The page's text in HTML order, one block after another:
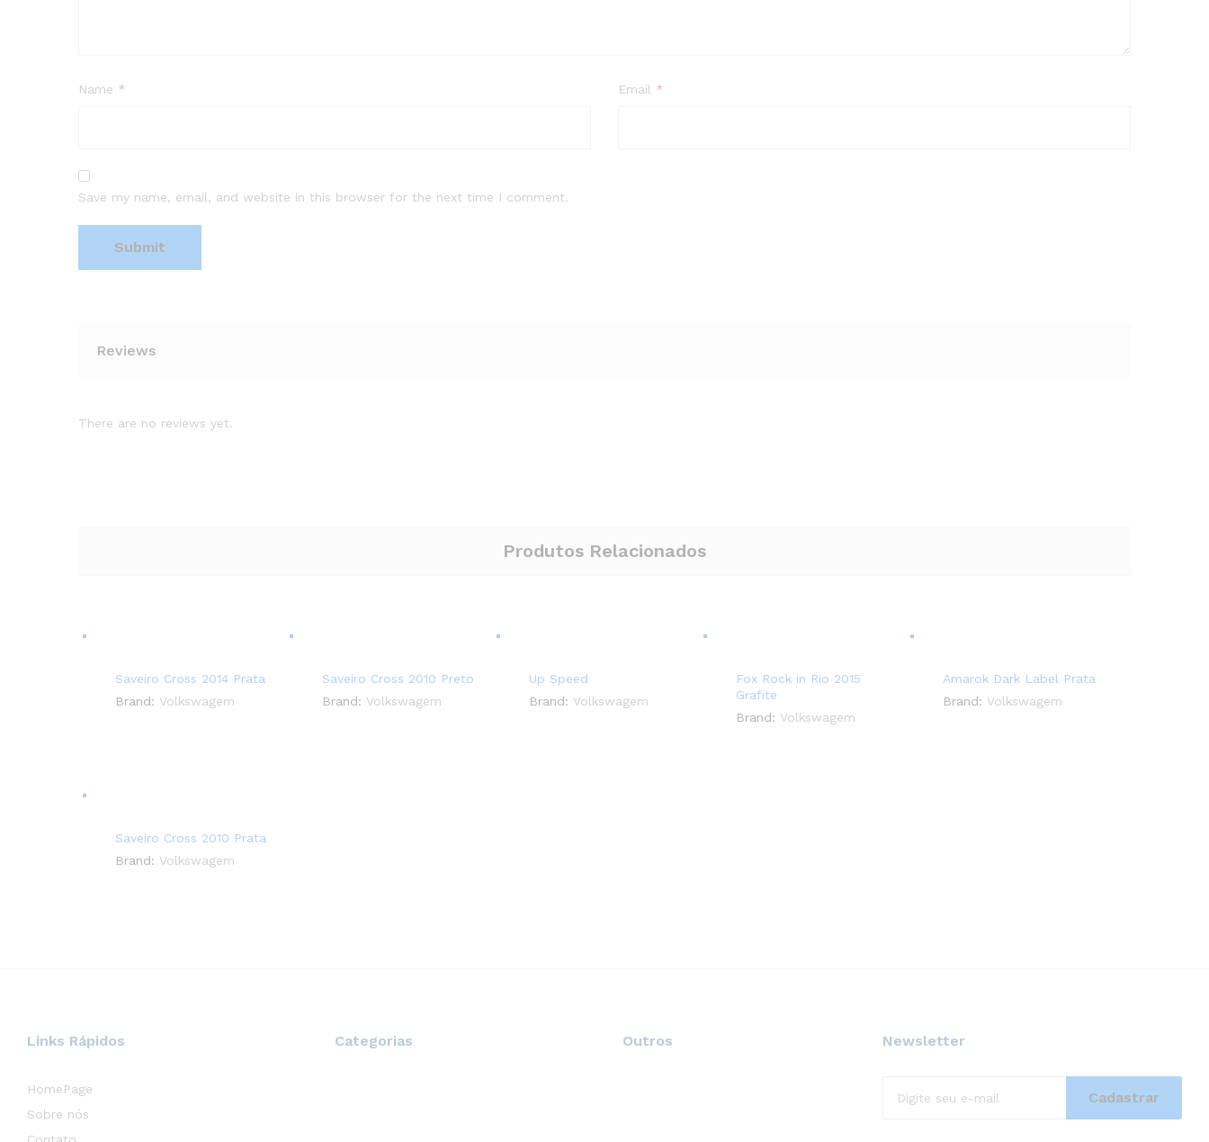
Name * Email *
Save my name, email, and website in this browser for the next time I comment.
Reviews
There are no reviews yet.
Produtos Relacionados
Saveiro Cross 2014 Prata
Brand: Volkswagem
Saveiro Cross 2010 Preto
Brand: Volkswagem
Up Speed
Brand: Volkswagem
Fox Rock in Rio 2015
Grafite
Brand: Volkswagem
Amarok Dark Label Prata
Brand: Volkswagem
Saveiro Cross 2010 Prata
Brand: Volkswagem
Links Rápidos
HomePage
Sobre nós
Contato
Categorias Outros Newsletter